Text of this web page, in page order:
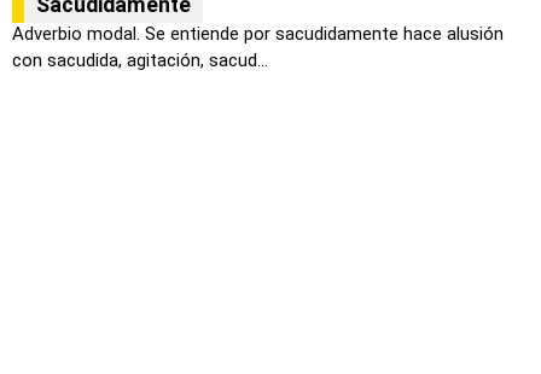
Sacudidamente
Adverbio modal. Se entiende por sacudidamente hace alusión
con sacudida, agitación, sacud...